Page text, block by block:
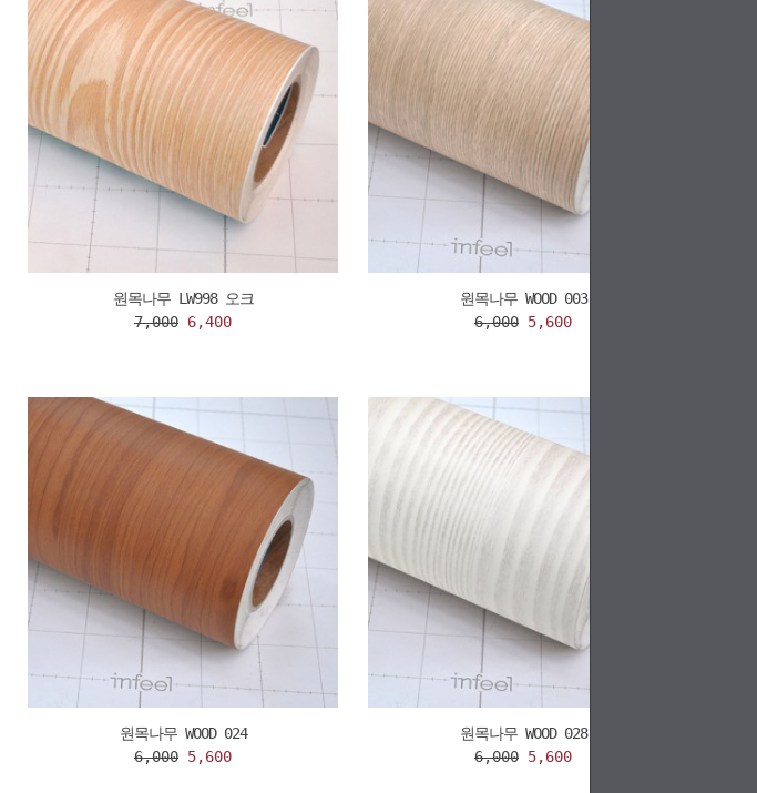
원목나무 LW998 오크
7,000 6,400
원목나무 WOOD 003
6,000 5,600
원목나무 WOOD 024
6,000 5,600
원목나무 WOOD 028
6,000 5,600